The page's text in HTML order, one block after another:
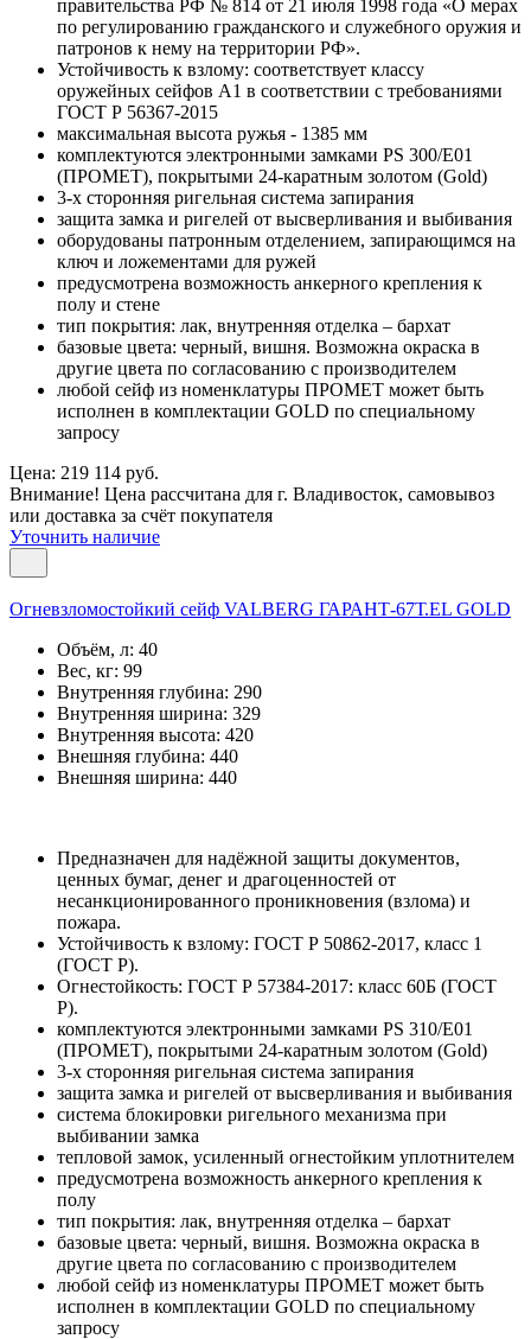
правительства РФ № 814 от 21 июля 1998 года «О мерах
по регулированию гражданского и служебного оружия и
патронов к нему на территории РФ».
Устойчивость к взлому: соответствует классу
оружейных сейфов А1 в соответствии с требованиями
ГОСТ Р 56367-2015
максимальная высота ружья - 1385 мм
комплектуются электронными замками PS 300/E01
(ПРОМЕТ), покрытыми 24-каратным золотом (Gold)
3-х сторонняя ригельная система запирания
защита замка и ригелей от высверливания и выбивания
оборудованы патронным отделением, запирающимся на
ключ и ложементами для ружей
предусмотрена возможность анкерного крепления к
полу и стене
тип покрытия: лак, внутренняя отделка – бархат
базовые цвета: черный, вишня. Возможна окраска в
другие цвета по согласованию с производителем
любой сейф из номенклатуры ПРОМЕТ может быть
исполнен в комплектации GOLD по специальному
запросу
Цена: 219 114 руб.
Внимание! Цена рассчитана для г. Владивосток, самовывоз
или доставка за счёт покупателя
Уточнить наличие
Огневзломостойкий сейф VALBERG ГАРАНТ-67Т.EL GOLD
Объём, л: 40
Вес, кг: 99
Внутренняя глубина: 290
Внутренняя ширина: 329
Внутренняя высота: 420
Внешняя глубина: 440
Внешняя ширина: 440
Предназначен для надёжной защиты документов,
ценных бумаг, денег и драгоценностей от
несанкционированного проникновения (взлома) и
пожара.
Устойчивость к взлому: ГОСТ Р 50862-2017, класс 1
(ГОСТ Р).
Огнестойкость: ГОСТ Р 57384-2017: класс 60Б (ГОСТ
Р).
комплектуются электронными замками PS 310/E01
(ПРОМЕТ), покрытыми 24-каратным золотом (Gold)
3-х сторонняя ригельная система запирания
защита замка и ригелей от высверливания и выбивания
система блокировки ригельного механизма при
выбивании замка
тепловой замок, усиленный огнестойким уплотнителем
предусмотрена возможность анкерного крепления к
полу
тип покрытия: лак, внутренняя отделка – бархат
базовые цвета: черный, вишня. Возможна окраска в
другие цвета по согласованию с производителем
любой сейф из номенклатуры ПРОМЕТ может быть
исполнен в комплектации GOLD по специальному
запросу